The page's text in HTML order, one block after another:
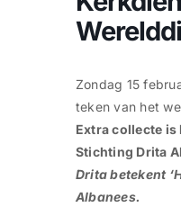
Zondag 15
teken van het
Extra collecte
Stichting Drita
Drita betekent
Albanees.